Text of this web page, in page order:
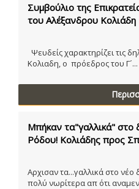
Συμβούλιο της
του Αλέξανδρου Κολιάδη
Ψευδείς χαρακτηρίζει τις
Κολιαδη, ο πρόεδρος του Γ´...
Μπήκαν τα"γαλλικά" στο
Ρόδου! Κολιάδης προς
Αρχισαν τα...γαλλικά στο
πολύ νωρίτερα απ ότι